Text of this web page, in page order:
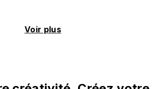
Voir plus